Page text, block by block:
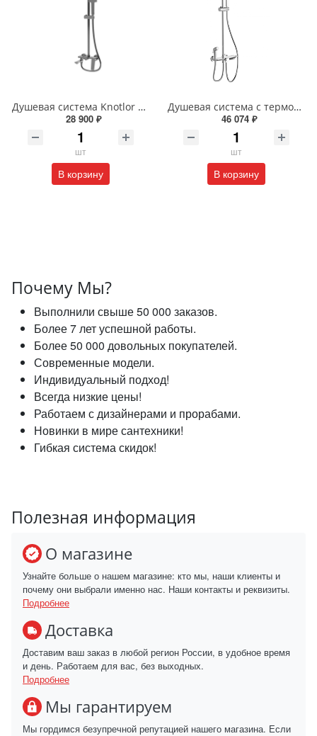
Душевая система Knotlor MUSE KN-62/GM вороненая сталь
28 900 ₽
шт
В корзину
Душевая система с термостатом Wonzon & Woghand WW-B3310-CR хром
46 074 ₽
шт
В корзину
Почему Мы?
Выполнили свыше 50 000 заказов.
Более 7 лет успешной работы.
Более 50 000 довольных покупателей.
Современные модели.
Индивидуальный подход!
Всегда низкие цены!
Работаем с дизайнерами и прорабами.
Новинки в мире сантехники!
Гибкая система скидок!
Полезная информация
О магазине
Узнайте больше о нашем магазине: кто мы, наши клиенты и
почему они выбрали именно нас. Наши контакты и реквизиты.
Подробнее
Доставка
Доставим ваш заказ в любой регион России, в удобное время
и день. Работаем для вас, без выходных.
Подробнее
Мы гарантируем
Мы гордимся безупречной репутацией нашего магазина. Если